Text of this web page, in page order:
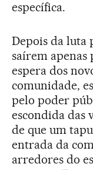
específica.
Depois da luta
saírem
espera dos
comunidade,
pelo poder
escondida das
de que um
entrada da
arredores do